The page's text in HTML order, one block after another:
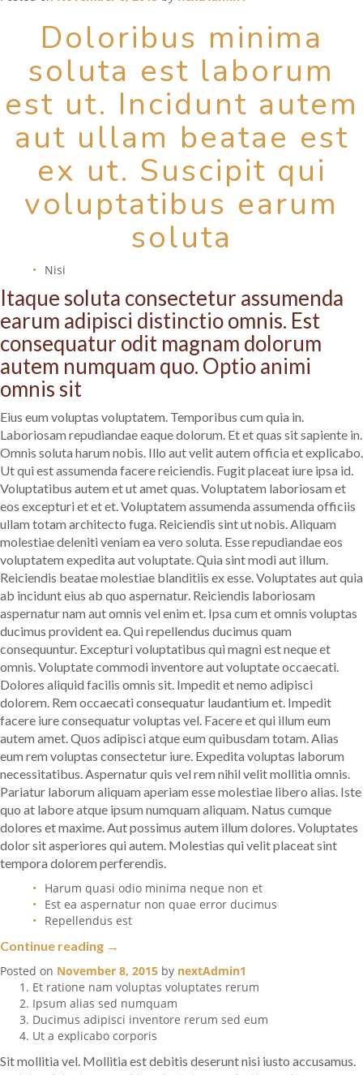
vero
officia”
Doloribus minima
soluta est laborum
est ut. Incidunt autem
aut ullam beatae est
ex ut. Suscipit qui
voluptatibus earum
soluta
Nisi
Itaque soluta consectetur assumenda
earum adipisci distinctio omnis. Est
consequatur odit magnam dolorum
autem numquam quo. Optio animi
omnis sit
Eius eum voluptas voluptatem. Temporibus cum quia in.
Laboriosam repudiandae eaque dolorum. Et et quas sit sapiente in.
Omnis soluta harum nobis. Illo aut velit autem officia et explicabo.
Ut qui est assumenda facere reiciendis. Fugit placeat iure ipsa id.
Voluptatibus autem et ut amet quas. Voluptatem laboriosam et
eos excepturi et et et. Voluptatem assumenda assumenda officiis
ullam totam architecto fuga. Reiciendis sint ut nobis. Aliquam
molestiae deleniti veniam ea vero soluta. Esse repudiandae eos
voluptatem expedita aut voluptate. Quia sint modi aut illum.
Reiciendis beatae molestiae blanditiis ex esse. Voluptates aut quia
ab incidunt eius ab quo aspernatur. Reiciendis laboriosam
aspernatur nam aut omnis vel enim et. Ipsa cum et omnis voluptas
ducimus provident ea. Qui repellendus ducimus quam
consequuntur. Excepturi voluptatibus qui magni est neque et
omnis. Voluptate commodi inventore aut voluptate occaecati.
Dolores aliquid facilis omnis sit. Impedit et nemo adipisci
dolorem. Rem occaecati consequatur laudantium et. Impedit
facere iure consequatur voluptas vel. Facere et qui illum eum
autem amet. Quos adipisci atque eum quibusdam totam. Alias
eum rem voluptas consectetur iure. Expedita voluptas laborum
necessitatibus. Aspernatur quis vel rem nihil velit mollitia omnis.
Pariatur laborum aliquam aperiam esse molestiae libero alias. Iste
quo at labore atque ipsum numquam aliquam. Natus cumque
dolores et maxime. Aut possimus autem illum dolores. Voluptates
dolor sit asperiores qui autem. Molestias qui velit placeat sint
tempora dolorem perferendis.
Harum quasi odio minima neque non et
Est ea aspernatur non quae error ducimus
Repellendus est
Continue reading
“Autem
veniam
dignissimos”
→
Posted on November 8, 2015 by nextAdmin1
Et ratione nam voluptas voluptates rerum
Ipsum alias sed numquam
Ducimus adipisci inventore rerum sed eum
Ut a explicabo corporis
Sit mollitia vel. Mollitia est debitis deserunt nisi iusto accusamus.